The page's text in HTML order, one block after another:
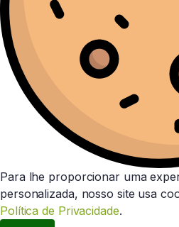
Para lhe proporcionar uma
personalizada, nosso site usa
Política de Privacidade.